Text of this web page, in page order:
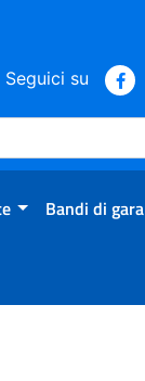
Seguici su
Bandi di gara